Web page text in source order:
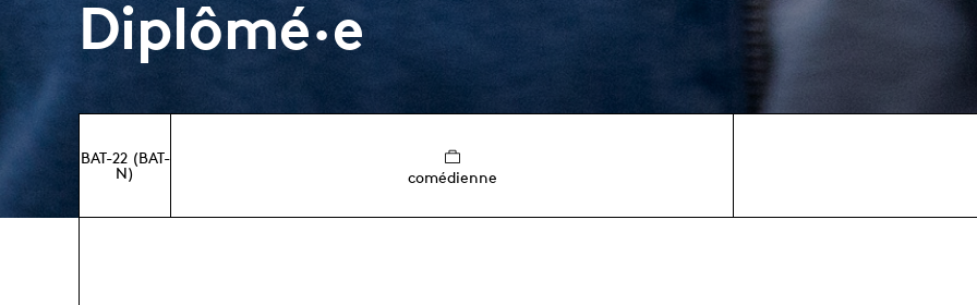
Diplômé·e
BAT-22 (BAT-
N)
comédienne